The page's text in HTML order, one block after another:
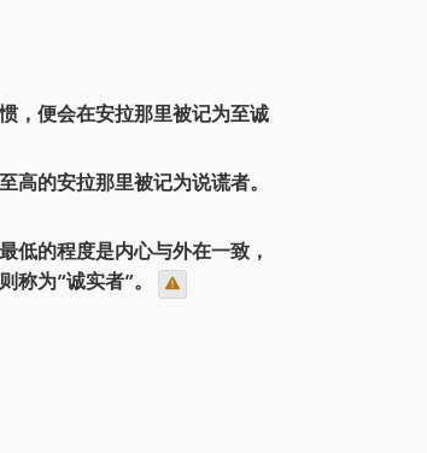
，便会在安拉那里被记为至诚
的安拉那里被记为说谎者。
的程度是内心与外在一致，
为“诚实者”。